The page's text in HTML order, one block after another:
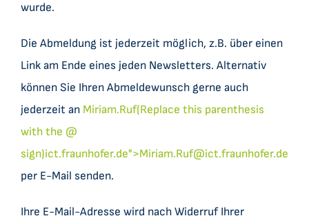
wurde.
Die Abmeldung ist jederzeit möglich, z.B. über einen
Link am Ende eines jeden Newsletters. Alternativ
können Sie Ihren Abmeldewunsch gerne auch
jederzeit an Miriam.Ruf(Replace this parenthesis
with the @
sign)ict.fraunhofer.de">Miriam.Ruf@ict.fraunhofer.de
per E-Mail senden.
Ihre E-Mail-Adresse wird nach Widerruf Ihrer